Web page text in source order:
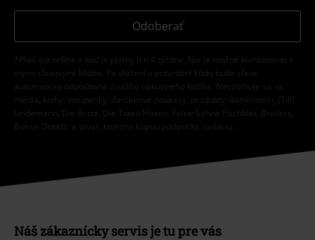
Odoberať
*Platí iba online a kód je platný len 4 týždne. Nie je možné kombinovať s
inými zľavovými kódmi. Po vložení a potvrdení kódu bude zľava
automaticky odpočítaná z vášho nákupného košíka. Nevzťahuje sa na
médiá, knihy, vstupenky, darčekové poukazy, produkty: Rammstein, (Till)
Lindemann, Die Ärzte, Die Toten Hosen, Feine Sahne Fischfilet, Broilers,
Böhse Onkelz, a tovar, ktorého kúpou podporíte nadáciu.
Náš zákaznícky servis je tu pre vás